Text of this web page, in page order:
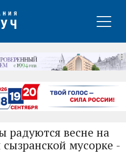
радуются весне на
мусорке -